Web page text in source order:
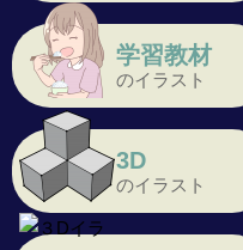
学習教材
のイラスト
3D
のイラスト